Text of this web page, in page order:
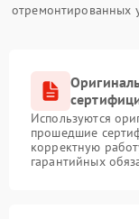
отремонтированных
Используются
прошедшие
корректную
гарантийных